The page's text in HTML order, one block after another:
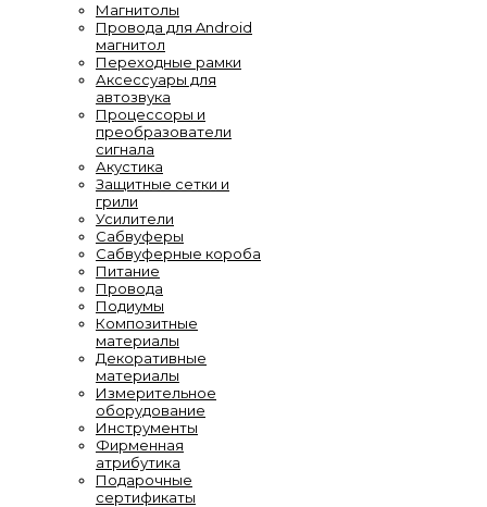
Магнитолы
Провода для Android
магнитол
Переходные рамки
Аксессуары для
автозвука
Процессоры и
преобразователи
сигнала
Акустика
Защитные сетки и
грили
Усилители
Сабвуферы
Сабвуферные короба
Питание
Провода
Подиумы
Композитные
материалы
Декоративные
материалы
Измерительное
оборудование
Инструменты
Фирменная
атрибутика
Подарочные
сертификаты